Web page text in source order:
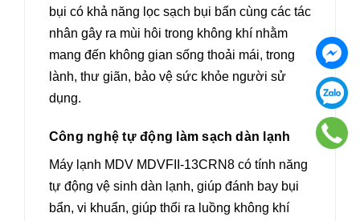
bụi có khả năng lọc sạch bụi bẩn cùng các tác
nhân gây ra mùi hôi trong không khí nhằm
mang đến không gian sống thoải mái, trong
lành, thư giãn, bảo vệ sức khỏe người sử
dụng.
Công nghệ tự động làm sạch dàn lạnh
Máy lạnh MDV MDVFII-13CRN8 có tính năng
tự động vệ sinh dàn lạnh, giúp đánh bay bụi
bẩn, vi khuẩn, giúp thổi ra luồng không khí